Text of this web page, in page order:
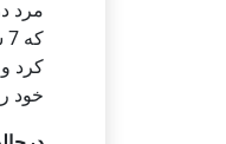
کرد
خود